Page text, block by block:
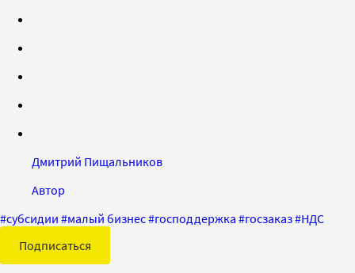
Дмитрий Пищальников
Автор
#субсидии #малый бизнес#господдержка #госзаказ#НДС
Подписаться